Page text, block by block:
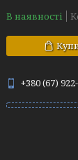
В наявності
+380 (67)